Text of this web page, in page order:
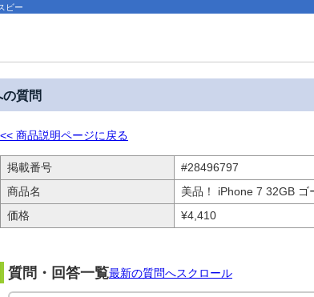
ビー
質問
<< 商品説明ページに戻る
掲載番号
#28496797
商品名
美品！ iPhone 7 32GB
価格
¥4,410
質問・回答一覧最新の質問へスクロール